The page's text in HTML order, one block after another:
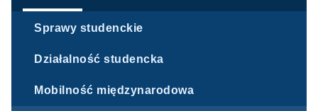
Sprawy studenckie
Działalność studencka
Mobilność międzynarodowa